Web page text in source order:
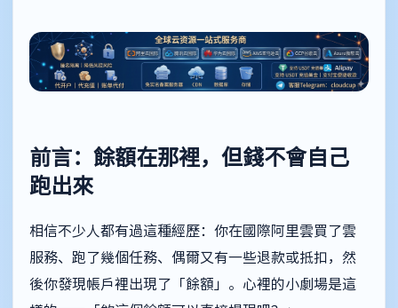
前言：餘額在那裡，但錢不會自己
跑出來
相信不少人都有過這種經歷：你在國際阿里雲買了雲
服務、跑了幾個任務、偶爾又有一些退款或抵扣，然
後你發現帳戶裡出現了「餘額」。心裡的小劇場是這